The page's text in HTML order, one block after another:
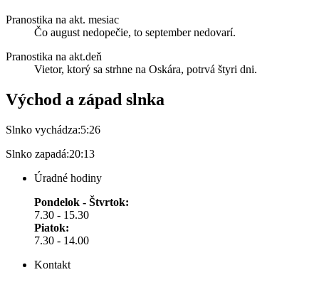
Pranostika na akt. mesiac
Čo august nedopečie, to september nedovarí.
Pranostika na akt.deň
Vietor, ktorý sa strhne na Oskára, potrvá štyri dni.
Východ a západ slnka
Slnko vychádza:5:26
Slnko zapadá:20:13
Úradné hodiny
Pondelok - Štvrtok:
7.30 - 15.30
Piatok:
7.30 - 14.00
Kontakt